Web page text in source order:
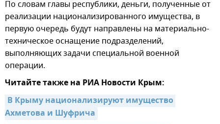
По словам главы республики, деньги, полученные от
реализации национализированного имущества, в
первую очередь будут направлены на материально-
техническое оснащение подразделений,
выполняющих задачи специальной военной
операции.
Читайте также на РИА Новости Крым:
В Крыму национализируют имущество
Ахметова и Шуфрича